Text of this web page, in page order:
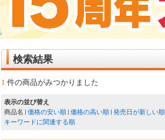
検索結果
1 件の商品がみつかりました
表示の並び替え
商品名
価格の安い順 価格の高い順 発売日が新しい順
キーワードに関連する順